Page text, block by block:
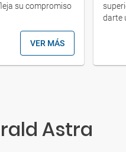
su compromiso
VER MÁS
darte
Astra